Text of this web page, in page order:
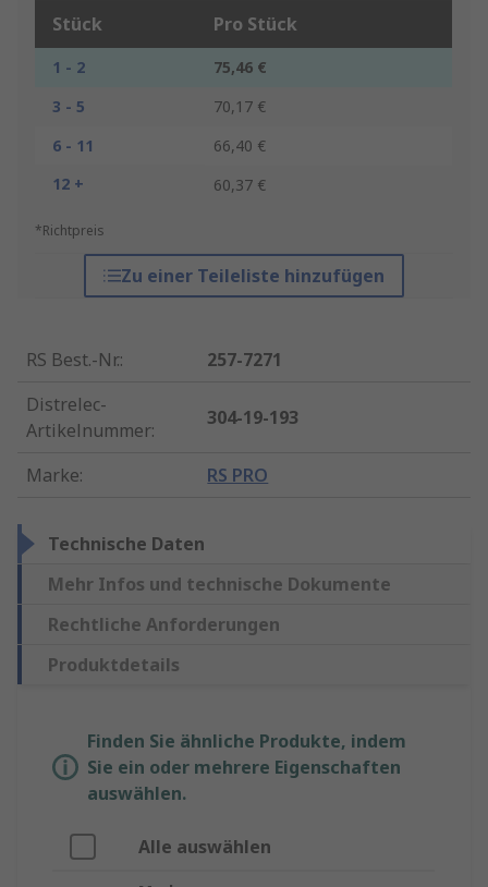
Stück Pro Stück
1 - 2
75,46 €
3 - 5
70,17 €
6 - 11
66,40 €
12 +
60,37 €
*Richtpreis
Zu einer Teileliste hinzufügen
RS Best.-Nr.:
257-7271
Distrelec-
Artikelnummer:
304-19-193
Marke: RS PRO
Technische Daten
Mehr Infos und technische Dokumente
Rechtliche Anforderungen
Produktdetails
Finden Sie ähnliche Produkte, indem
Sie ein oder mehrere Eigenschaften
auswählen.
Alle auswählen